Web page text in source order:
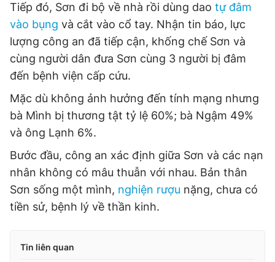
Tiếp đó, Sơn đi bộ về nhà rồi dùng dao tự đâm
vào bụng và cắt vào cổ tay. Nhận tin báo, lực
lượng công an đã tiếp cận, khống chế Sơn và
cùng người dân đưa Sơn cùng 3 người bị đâm
đến bệnh viện cấp cứu.
Mặc dù không ảnh hưởng đến tính mạng nhưng
bà Mình bị thương tật tỷ lệ 60%; bà Ngậm 49%
và ông Lạnh 6%.
Bước đầu, công an xác định giữa Sơn và các nạn
nhân không có mâu thuẫn với nhau. Bản thân
Sơn sống một mình, nghiện rượu nặng, chưa có
tiền sử, bệnh lý về thần kinh.
Tin liên quan